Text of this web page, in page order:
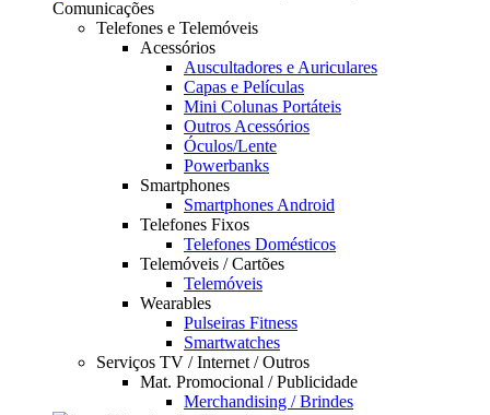
Comunicações
Telefones e Telemóveis
Acessórios
Auscultadores e Auriculares
Capas e Películas
Mini Colunas Portáteis
Outros Acessórios
Óculos/Lente
Powerbanks
Smartphones
Smartphones Android
Telefones Fixos
Telefones Domésticos
Telemóveis / Cartões
Telemóveis
Wearables
Pulseiras Fitness
Smartwatches
Serviços TV / Internet / Outros
Mat. Promocional / Publicidade
Merchandising / Brindes